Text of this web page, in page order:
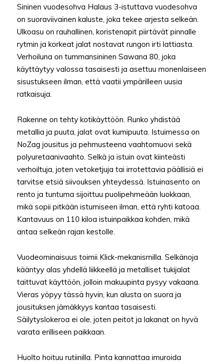
Sininen vuodesohva Halaus 3-istuttava vuodesohva
on suoraviivainen kaluste, joka tekee arjesta selkeän.
Ulkoasu on rauhallinen, koristenapit piirtävät pinnalle
rytmin ja korkeat jalat nostavat rungon irti lattiasta.
Verhoiluna on tummansininen Sawana 80, joka
käyttäytyy valossa tasaisesti ja asettuu monenlaiseen
sisustukseen ilman, että vaatii ympärilleen uusia
ratkaisuja.
Rakenne on tehty kotikäyttöön. Runko yhdistää
metallia ja puuta, jalat ovat kumipuuta. Istuimessa on
NoZag jousitus ja pehmusteena vaahtomuovi sekä
polyuretaanivaahto. Selkä ja istuin ovat kiinteästi
verhoiltuja, joten vetoketjuja tai irrotettavia päällisiä ei
tarvitse etsiä siivouksen yhteydessä. Istuinasento on
rento ja tuntuma sijoittuu puolipehmeään luokkaan,
mikä sopii pitkään istumiseen ilman, että ryhti katoaa.
Kantavuus on 110 kiloa istuinpaikkaa kohden, mikä
antaa selkeän rajan kestolle.
Vuodeominaisuus toimii Klick-mekanismilla. Selkänoja
kääntyy alas yhdellä liikkeellä ja metalliset tukijalat
taittuvat käyttöön, jolloin makuupinta pysyy vakaana.
Vieras yöpyy tässä hyvin, kun alusta on suora ja
jousituksen jämäkkyys kantaa tasaisesti.
Säilytyslokeroa ei ole, joten peitot ja lakanat on hyvä
varata erilliseen paikkaan.
Huolto hoituu rutiinilla. Pinta kannattaa imuroida